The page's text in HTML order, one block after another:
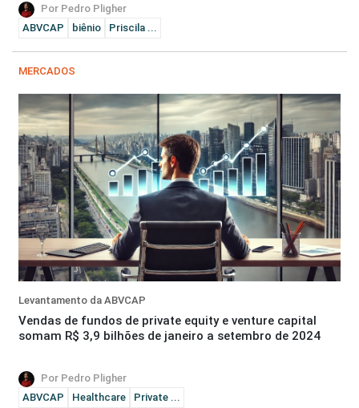
Por Pedro Pligher
ABVCAP
biênio Priscila ...
MERCADOS
Levantamento da ABVCAP
Vendas de fundos de private equity e venture capital
somam R$ 3,9 bilhões de janeiro a setembro de 2024
Por Pedro Pligher
ABVCAP
Healthcare Private ...